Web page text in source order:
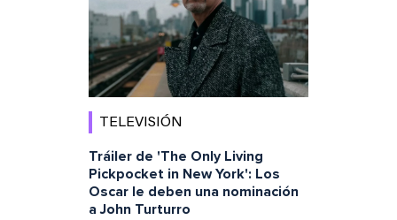
TELEVISIÓN
Tráiler de 'The Only Living
Pickpocket in New York': Los
Oscar le deben una nominación
a John Turturro